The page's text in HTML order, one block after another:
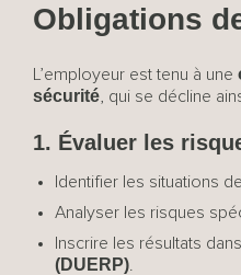
Obligations
L’employeur est tenu à une
sécurité , qui se décline
1. Évaluer les
Identifier les situations
Analyser les risques
Inscrire les résultats
(DUERP)